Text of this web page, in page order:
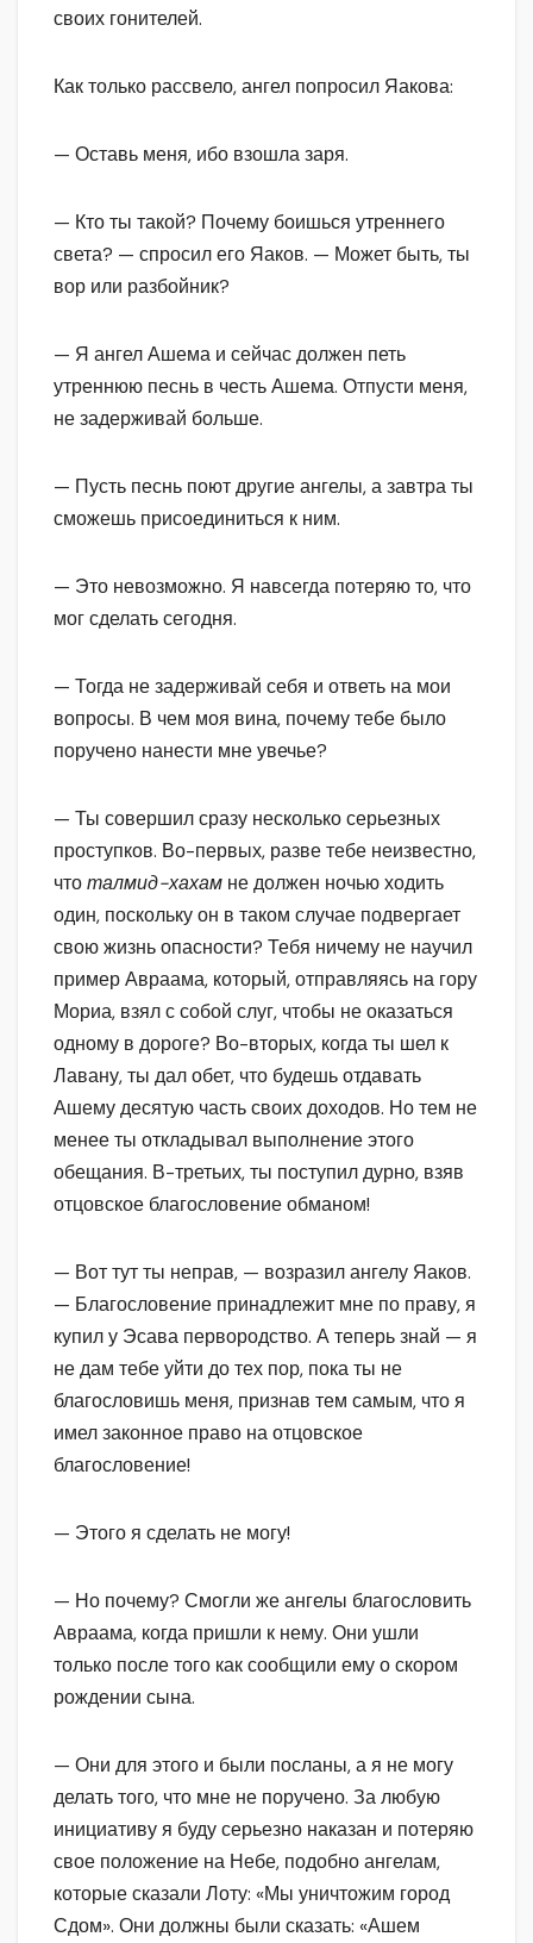
своих гонителей.
Как только рассвело, ангел попросил Яакова:
— Оставь меня, ибо взошла заря.
— Кто ты такой? Почему боишься утреннего
света? — спросил его Яаков. — Может быть, ты
вор или разбойник?
— Я ангел Ашема и сейчас должен петь
утреннюю песнь в честь Ашема. Отпусти меня,
не задерживай больше.
— Пусть песнь поют другие ангелы, а завтра ты
сможешь присоединиться к ним.
— Это невозможно. Я навсегда потеряю то, что
мог сделать сегодня.
— Тогда не задерживай себя и ответь на мои
вопросы. В чем моя вина, почему тебе было
поручено нанести мне увечье?
— Ты совершил сразу несколько серьезных
проступков. Во-первых, разве тебе неизвестно,
чтоталмид-хахам не должен ночью ходить
один, поскольку он в таком случае подвергает
свою жизнь опасности? Тебя ничему не научил
пример Авраама, который, отправляясь на гору
Мориа, взял с собой слуг, чтобы не оказаться
одному в дороге? Во-вторых, когда ты шел к
Лавану, ты дал обет, что будешь отдавать
Ашему десятую часть своих доходов. Но тем не
менее ты откладывал выполнение этого
обещания. В-третьих, ты поступил дурно, взяв
отцовское благословение обманом!
— Вот тут ты неправ, — возразил ангелу Яаков.
— Благословение принадлежит мне по праву, я
купил у Эсава первородство. А теперь знай — я
не дам тебе уйти до тех пор, пока ты не
благословишь меня, признав тем самым, что я
имел законное право на отцовское
благословение!
— Этого я сделать не могу!
— Но почему? Смогли же ангелы благословить
Авраама, когда пришли к нему. Они ушли
только после того как сообщили ему о скором
рождении сына.
— Они для этого и были посланы, а я не могу
делать того, что мне не поручено. За любую
инициативу я буду серьезно наказан и потеряю
свое положение на Небе, подобно ангелам,
которые сказали Лоту: «Мы уничтожим город
Сдом». Они должны были сказать: «Ашем